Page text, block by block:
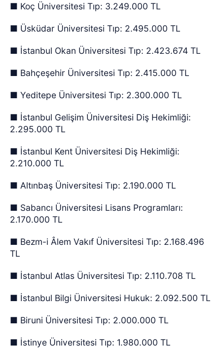
■ Koç Üniversitesi Tıp: 3.249.000 TL
■ Üsküdar Üniversitesi Tıp: 2.495.000 TL
■ İstanbul Okan Üniversitesi Tıp: 2.423.674 TL
■ Bahçeşehir Üniversitesi Tıp: 2.415.000 TL
■ Yeditepe Üniversitesi Tıp: 2.300.000 TL
■ İstanbul Gelişim Üniversitesi Diş Hekimliği:
2.295.000 TL
■ İstanbul Kent Üniversitesi Diş Hekimliği:
2.210.000 TL
■ Altınbaş Üniversitesi Tıp: 2.190.000 TL
■ Sabancı Üniversitesi Lisans Programları:
2.170.000 TL
■ Bezm-i Âlem Vakıf Üniversitesi Tıp: 2.168.496
TL
■ İstanbul Atlas Üniversitesi Tıp: 2.110.708 TL
■ İstanbul Bilgi Üniversitesi Hukuk: 2.092.500 TL
■ Biruni Üniversitesi Tıp: 2.000.000 TL
■ İstinye Üniversitesi Tıp: 1.980.000 TL